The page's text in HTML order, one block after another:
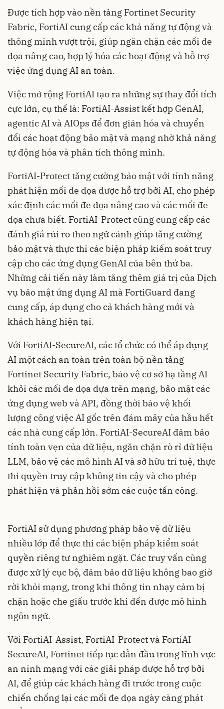
Được tích hợp vào nền tảng Fortinet Security
Fabric, FortiAI cung cấp các khả năng tự động và
thông minh vượt trội, giúp ngăn chặn các mối đe
dọa nâng cao, hợp lý hóa các hoạt động và hỗ trợ
việc ứng dụng AI an toàn.
Việc mở rộng FortiAI tạo ra những sự thay đổi tích
cực lớn, cụ thể là: FortiAI-Assist kết hợp GenAI,
agentic AI và AIOps để đơn giản hóa và chuyển
đổi các hoạt động bảo mật và mạng nhờ khả năng
tự động hóa và phân tích thông minh.
FortiAI-Protect tăng cường bảo mật với tính năng
phát hiện mối đe dọa được hỗ trợ bởi AI, cho phép
xác định các mối đe dọa nâng cao và các mối đe
dọa chưa biết. FortiAI-Protect cũng cung cấp các
đánh giá rủi ro theo ngữ cảnh giúp tăng cường
bảo mật và thực thi các biện pháp kiểm soát truy
cập cho các ứng dụng GenAI của bên thứ ba.
Những cải tiến này làm tăng thêm giá trị của Dịch
vụ bảo mật ứng dụng AI mà FortiGuard đang
cung cấp, áp dụng cho cả khách hàng mới và
khách hàng hiện tại.
Với FortiAI-SecureAI, các tổ chức có thể áp dụng
AI một cách an toàn trên toàn bộ nền tảng
Fortinet Security Fabric, bảo vệ cơ sở hạ tầng AI
khỏi các mối đe dọa dựa trên mạng, bảo mật các
ứng dụng web và API, đồng thời bảo vệ khối
lượng công việc AI gốc trên đám mây của hầu hết
các nhà cung cấp lớn. FortiAI-SecureAI đảm bảo
tính toàn vẹn của dữ liệu, ngăn chặn rò rỉ dữ liệu
LLM, bảo vệ các mô hình AI và sở hữu trí tuệ, thực
thi quyền truy cập không tin cậy và cho phép
phát hiện và phản hồi sớm các cuộc tấn công.
FortiAI sử dụng phương pháp bảo vệ dữ liệu
nhiều lớp để thực thi các biện pháp kiểm soát
quyền riêng tư nghiêm ngặt. Các truy vấn cũng
được xử lý cục bộ, đảm bảo dữ liệu không bao giờ
rời khỏi mạng, trong khi thông tin nhạy cảm bị
chặn hoặc che giấu trước khi đến được mô hình
ngôn ngữ.
Với FortiAI-Assist, FortiAI-Protect và FortiAI-
SecureAI, Fortinet tiếp tục dẫn đầu trong lĩnh vực
an ninh mạng với các giải pháp được hỗ trợ bởi
AI, để giúp các khách hàng đi trước trong cuộc
chiến chống lại các mối đe dọa ngày càng phát